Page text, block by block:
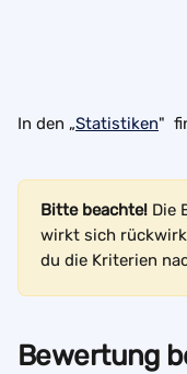
In den „Statistiken"
Bitte beachte! Die
wirkt sich
du die Kriterien
Bewertung